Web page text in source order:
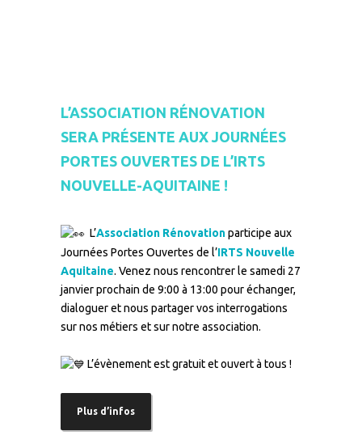
L’ASSOCIATION RÉNOVATION
SERA PRÉSENTE AUX JOURNÉES
PORTES OUVERTES DE L’IRTS
NOUVELLE-AQUITAINE !
L’Association Rénovationparticipe aux
Journées Portes Ouvertes de l’IRTS Nouvelle
Aquitaine. Venez nous rencontrer le samedi 27
janvier prochain de 9:00 à 13:00 pour échanger,
dialoguer et nous partager vos interrogations
sur nos métiers et sur notre association.
L’évènement est gratuit et ouvert à tous !
Plus d’infos